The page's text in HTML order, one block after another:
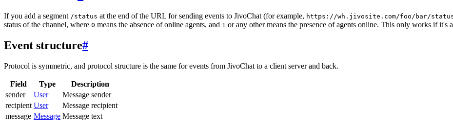
If you add a segment /status at the end of the URL for sending events to JivoChat (for example, https://wh.jivosite.com/foo/bar/
status of the channel, where 0 means the absence of online agents, and 1 or any other means the presence of agents online. This only works if it's
Event structure#
Protocol is symmetric, and protocol structure is the same for events from JivoChat to a client server and back.
Field Type
Description
sender
User
Message sender
recipient User
Message recipient
message Message Message text